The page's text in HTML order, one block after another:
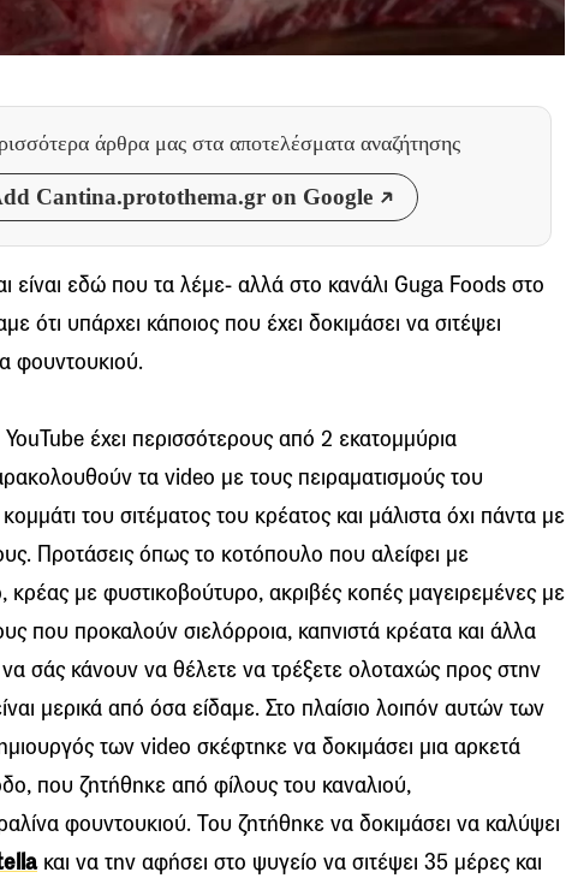
άρθρα μας στα αποτελέσματα αναζήτησης
Cantina.protothema.gr on Google
είναι εδώ που τα λέμε- αλλά στο κανάλι Guga Foods στο
ότι υπάρχει κάποιος που έχει δοκιμάσει να σιτέψει
φουντουκιού.
έχει περισσότερους από 2 εκατομμύρια
τα video με τους πειραματισμούς του
κομμάτι του σιτέματος του κρέατος και μάλιστα όχι πάντα με
Προτάσεις όπως το κοτόπουλο που αλείφει με
κρέας με φυστικοβούτυρο, ακριβές κοπές μαγειρεμένες με
που προκαλούν σιελόρροια, καπνιστά κρέατα και άλλα
να σάς κάνουν να θέλετε να τρέξετε ολοταχώς προς στην
μερικά από όσα είδαμε. Στο πλαίσιο λοιπόν αυτών των
των video σκέφτηκε να δοκιμάσει μια αρκετά
που ζητήθηκε από φίλους του καναλιού,
φουντουκιού. Του ζητήθηκε να δοκιμάσει να καλύψει
και να την αφήσει στο ψυγείο να σιτέψει 35 μέρες και